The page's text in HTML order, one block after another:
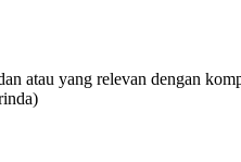
atau yang relevan dengan